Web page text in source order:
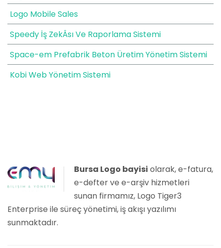
Logo Mobile Sales
Speedy İş ZekÂsı Ve Raporlama Sistemi
Space-em Prefabrik Beton Üretim Yönetim Sistemi
Kobi Web Yönetim Sistemi
Bursa Logo bayisi olarak, e-fatura,
e-defter ve e-arşiv hizmetleri
sunan firmamız, Logo Tiger3
Enterprise ile süreç yönetimi, iş akışı yazılımı
sunmaktadır.